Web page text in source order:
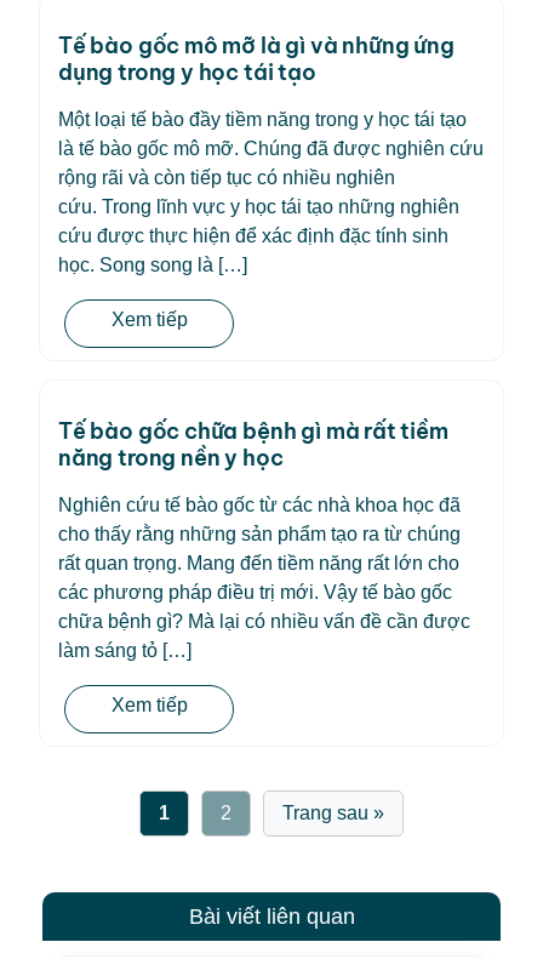
Tế bào gốc mô mỡ là gì và những ứng
dụng trong y học tái tạo
Một loại tế bào đầy tiềm năng trong y học tái tạo
là tế bào gốc mô mỡ. Chúng đã được nghiên cứu
rộng rãi và còn tiếp tục có nhiều nghiên
cứu. Trong lĩnh vực y học tái tạo những nghiên
cứu được thực hiện để xác định đặc tính sinh
học. Song song là […]
Xem tiếp
Tế bào gốc chữa bệnh gì mà rất tiềm
năng trong nền y học
Nghiên cứu tế bào gốc từ các nhà khoa học đã
cho thấy rằng những sản phẩm tạo ra từ chúng
rất quan trọng. Mang đến tiềm năng rất lớn cho
các phương pháp điều trị mới. Vậy tế bào gốc
chữa bệnh gì? Mà lại có nhiều vấn đề cần được
làm sáng tỏ […]
Xem tiếp
1 2 Trang sau »
Bài viết liên quan